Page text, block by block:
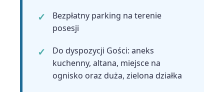
Bezpłatny parking na terenie
posesji
Do dyspozycji Gości: aneks
kuchenny, altana, miejsce na
ognisko oraz duża, zielona działka